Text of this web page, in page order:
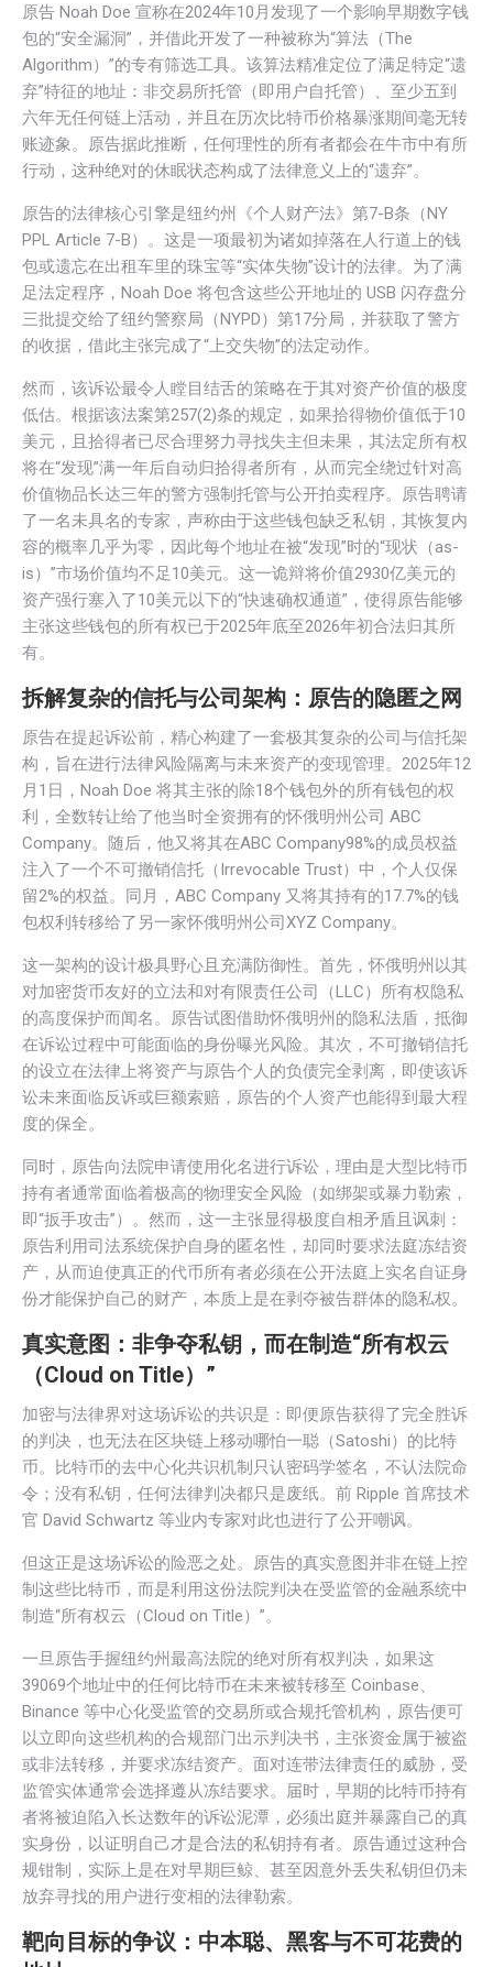
原告 Noah Doe 宣称在2024年10月发现了一个影响早期数字钱
包的“安全漏洞”，并借此开发了一种被称为“算法（The
Algorithm）”的专有筛选工具。该算法精准定位了满足特定“遗
弃”特征的地址：非交易所托管（即用户自托管）、至少五到
六年无任何链上活动，并且在历次比特币价格暴涨期间毫无转
账迹象。原告据此推断，任何理性的所有者都会在牛市中有所
行动，这种绝对的休眠状态构成了法律意义上的“遗弃”。
原告的法律核心引擎是纽约州《个人财产法》第7-B条（NY
PPL Article 7-B）。这是一项最初为诸如掉落在人行道上的钱
包或遗忘在出租车里的珠宝等“实体失物”设计的法律。为了满
足法定程序，Noah Doe 将包含这些公开地址的 USB 闪存盘分
三批提交给了纽约警察局（NYPD）第17分局，并获取了警方
的收据，借此主张完成了“上交失物”的法定动作。
然而，该诉讼最令人瞠目结舌的策略在于其对资产价值的极度
低估。根据该法案第257(2)条的规定，如果拾得物价值低于10
美元，且拾得者已尽合理努力寻找失主但未果，其法定所有权
将在“发现”满一年后自动归拾得者所有，从而完全绕过针对高
价值物品长达三年的警方强制托管与公开拍卖程序。原告聘请
了一名未具名的专家，声称由于这些钱包缺乏私钥，其恢复内
容的概率几乎为零，因此每个地址在被“发现”时的“现状（as-
is）”市场价值均不足10美元。这一诡辩将价值2930亿美元的
资产强行塞入了10美元以下的“快速确权通道”，使得原告能够
主张这些钱包的所有权已于2025年底至2026年初合法归其所
有。
拆解复杂的信托与公司架构：原告的隐匿之网
原告在提起诉讼前，精心构建了一套极其复杂的公司与信托架
构，旨在进行法律风险隔离与未来资产的变现管理。2025年12
月1日，Noah Doe 将其主张的除18个钱包外的所有钱包的权
利，全数转让给了他当时全资拥有的怀俄明州公司 ABC
Company。随后，他又将其在ABC Company98%的成员权益
注入了一个不可撤销信托 （Irrevocable Trust）中，个人仅保
留2%的权益。同月，ABC Company 又将其持有的17.7%的钱
包权利转移给了另一家怀俄明州公司XYZ Company。
这一架构的设计极具野心且充满防御性。首先，怀俄明州以其
对加密货币友好的立法和对有限责任公司（LLC）所有权隐私
的高度保护而闻名。原告试图借助怀俄明州的隐私法盾，抵御
在诉讼过程中可能面临的身份曝光风险。其次，不可撤销信托
的设立在法律上将资产与原告个人的负债完全剥离，即使该诉
讼未来面临反诉或巨额索赔，原告的个人资产也能得到最大程
度的保全。
同时，原告向法院申请使用化名进行诉讼，理由是大型比特币
持有者通常面临着极高的物理安全风险（如绑架或暴力勒索，
即“扳手攻击”）。然而，这一主张显得极度自相矛盾且讽刺：
原告利用司法系统保护自身的匿名性，却同时要求法庭冻结资
产，从而迫使真正的代币所有者必须在公开法庭上实名自证身
份才能保护自己的财产，本质上是在剥夺被告群体的隐私权。
真实意图：非争夺私钥，而在制造“所有权云
（Cloud on Title）”
加密与法律界对这场诉讼的共识是：即便原告获得了完全胜诉
的判决，也无法在区块链上移动哪怕一聪（Satoshi）的比特
币。比特币的去中心化共识机制只认密码学签名，不认法院命
令；没有私钥，任何法律判决都只是废纸。前 Ripple 首席技术
官 David Schwartz 等业内专家对此也进行了公开嘲讽。
但这正是这场诉讼的险恶之处。原告的真实意图并非在链上控
制这些比特币，而是利用这份法院判决在受监管的金融系统中
制造“所有权云（Cloud on Title）”。
一旦原告手握纽约州最高法院的绝对所有权判决，如果这
39069个地址中的任何比特币在未来被转移至 Coinbase、
Binance 等中心化受监管的交易所或合规托管机构，原告便可
以立即向这些机构的合规部门出示判决书，主张资金属于被盗
或非法转移，并要求冻结资产。面对连带法律责任的威胁，受
监管实体通常会选择遵从冻结要求。届时，早期的比特币持有
者将被迫陷入长达数年的诉讼泥潭，必须出庭并暴露自己的真
实身份，以证明自己才是合法的私钥持有者。原告通过这种合
规钳制，实际上是在对早期巨鲸、甚至因意外丢失私钥但仍未
放弃寻找的用户进行变相的法律勒索。
靶向目标的争议： 中本聪、黑客与不可花费的